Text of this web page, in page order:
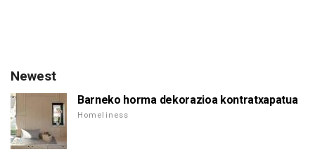
Newest
Barneko horma dekorazioa kontratxapatua
Homeliness